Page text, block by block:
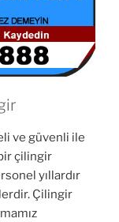
ve güvenli ile
çilingir
yıllardır
Çilingir